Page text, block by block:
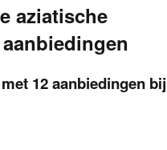
aziatische
met 12aanbiedingen bij